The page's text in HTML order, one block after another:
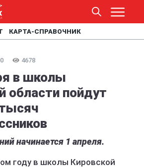
КАРТА-СПРАВОЧНИК
4678
в школы
области пойдут
начинается 1 апреля.
году в школы Кировской